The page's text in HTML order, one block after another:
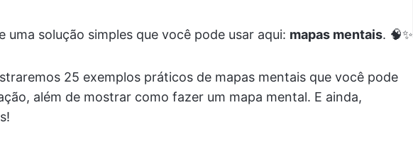
uma solução simples que você pode usar aqui: mapas mentais. 🧠✨
25 exemplos práticos de mapas mentais que você pode
além de mostrar como fazer um mapa mental. E ainda,